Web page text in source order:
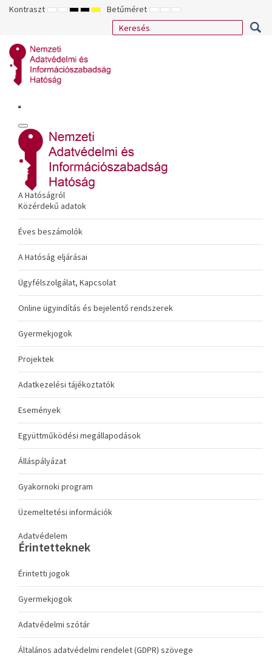
Kontraszt ALAPÉRTELMEZETT
ÉJSZAKAI
NAGY
KONTRASZTÚ
NAGY
KONTRASZTÚ
NAGY
KONTRASZTÚ
SÁRGA
FEKETE
Betűméret KISEBB
BETŰTÍPUS
ALAPÉRTELMEZETT
BETŰMÉRET
NAGYOBB
BETŰMÉRET
A Hatóságról
Közérdekű adatok
Éves beszámolók
A Hatóság eljárásai
Ügyfélszolgálat, Kapcsolat
Online ügyindítás és bejelentő rendszerek
Gyermekjogok
Projektek
Adatkezelési tájékoztatók
Események
Együttműködési megállapodások
Álláspályázat
Gyakornoki program
Üzemeltetési információk
Adatvédelem
Érintetteknek
Érintetti jogok
Gyermekjogok
Adatvédelmi szótár
Általános adatvédelmi rendelet (GDPR) szövege